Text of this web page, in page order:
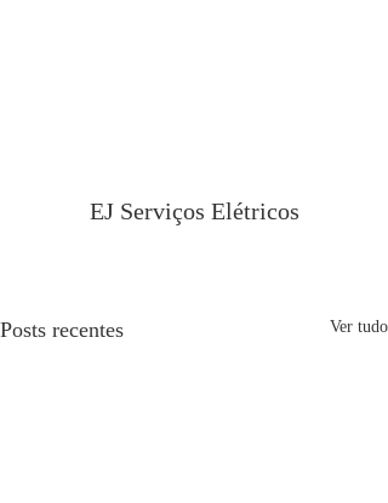
EJ Serviços Elétricos
Posts recentes Ver tudo